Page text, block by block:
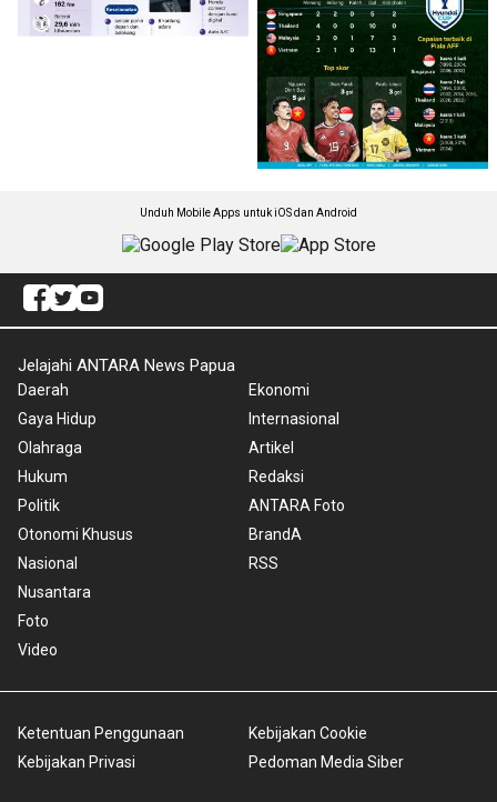
Unduh Mobile Apps untuk iOS dan Android
Jelajahi ANTARA News Papua
Daerah
Gaya Hidup
Olahraga
Hukum
Politik
Otonomi Khusus
Nasional
Nusantara
Foto
Video
Ekonomi
Internasional
Artikel
Redaksi
ANTARA Foto
BrandA
RSS
Ketentuan Penggunaan
Kebijakan Privasi
Kebijakan Cookie
Pedoman Media Siber